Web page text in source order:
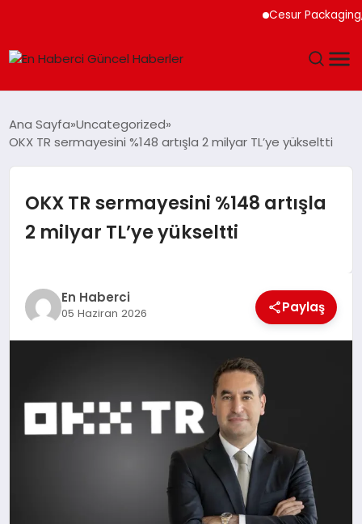
Cesur Packaging,
SAĞLIK
TEKNOLOJI
DÜNYA
EĞITIM
Ana Sayfa Uncategorized
OKX TR sermayesini %148 artışla 2 milyar TL’ye yükseltti
OKX TR sermayesini %148 artışla
2 milyar TL’ye yükseltti
En Haberci
05 Haziran 2026 Paylaş